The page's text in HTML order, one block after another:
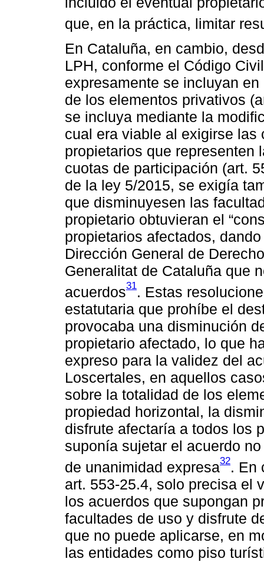
que, en la práctica, limitar
En Cataluña, en cambio,
LPH, conforme el Código
expresamente se incluyan
de los elementos privativos
se incluya mediante la
cual era viable al exigirse las
propietarios que representen
cuotas de participación (art.
de la ley 5/2015, se exigía
que disminuyesen las
propietario obtuvieran el
propietarios afectados,
Dirección General de
Generalitat de Cataluña que
acuerdos31. Estas
estatutaria que prohíbe el
provocaba una disminución
propietario afectado, lo que
expreso para la validez del
Loscertales, en aquellos
sobre la totalidad de los
propiedad horizontal, la
disfrute afectaría a todos los
suponía sujetar el acuerdo
de unanimidad expresa32. En
art. 553-25.4, solo precisa el
los acuerdos que supongan
facultades de uso y disfrute
que no puede aplicarse, en
las entidades como piso